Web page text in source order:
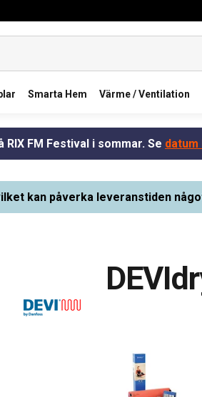
Smarta Hem Värme / Ventilation
RIX FM Festival i sommar. Se datum
kan påverka leveranstiden